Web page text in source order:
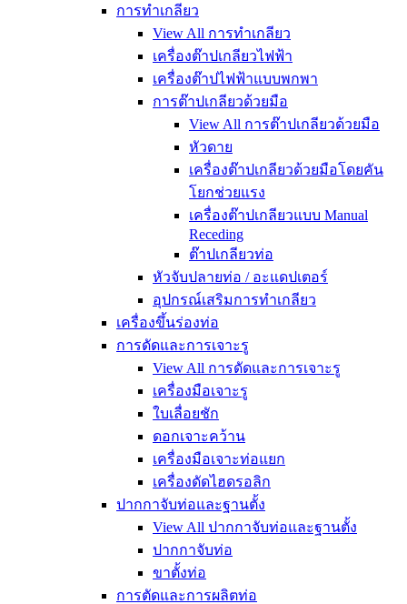
การทำเกลียว
View All การทำเกลียว
เครื่องต๊าปเกลียวไฟฟ้า
เครื่องต๊าปไฟฟ้าแบบพกพา
การต๊าปเกลียวด้วยมือ
View All การต๊าปเกลียวด้วยมือ
หัวดาย
เครื่องต๊าปเกลียวด้วยมือโดยคัน
โยกช่วยแรง
เครื่องต๊าปเกลียวแบบ Manual
Receding
ต๊าปเกลียวท่อ
หัวจับปลายท่อ / อะแดปเตอร์
อุปกรณ์เสริมการทำเกลียว
เครื่องขึ้นร่องท่อ
การดัดและการเจาะรู
View All การดัดและการเจาะรู
เครื่องมือเจาะรู
ใบเลื่อยชัก
ดอกเจาะคว้าน
เครื่องมือเจาะท่อแยก
เครื่องดัดไฮดรอลิก
ปากกาจับท่อและฐานตั้ง
View All ปากกาจับท่อและฐานตั้ง
ปากกาจับท่อ
ขาตั้งท่อ
การตัดและการผลิตท่อ